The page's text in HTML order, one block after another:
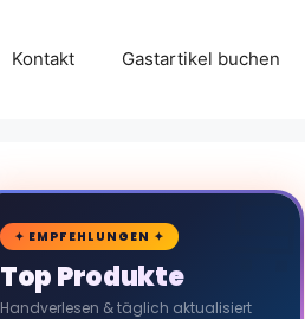
Kontakt Gastartikel buchen
🛒
✦ EMPFEHLUNGEN ✦
Top Produkte
Handverlesen & täglich aktualisiert